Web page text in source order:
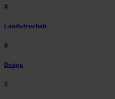
#
Landwirtschaft
#
Design
#